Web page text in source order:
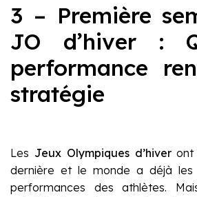
3 – Première
JO d’hiver :
performance
stratégie
Les Jeux Olympiques d’hiveront
dernière et le monde a déjà les
performances des athlètes.